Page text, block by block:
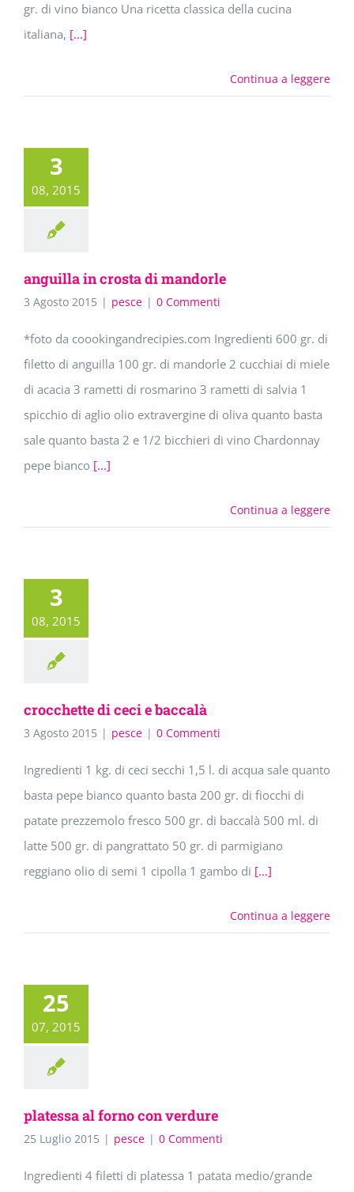
gr. di vino bianco Una ricetta classica della cucina
italiana, [...]
Continua a leggere
3
08, 2015
anguilla in crosta di mandorle
3 Agosto 2015 | pesce | 0 Commenti
*foto da coookingandrecipies.com Ingredienti 600 gr. di
filetto di anguilla 100 gr. di mandorle 2 cucchiai di miele
di acacia 3 rametti di rosmarino 3 rametti di salvia 1
spicchio di aglio olio extravergine di oliva quanto basta
sale quanto basta 2 e 1/2 bicchieri di vino Chardonnay
pepe bianco [...]
Continua a leggere
3
08, 2015
crocchette di ceci e baccalà
3 Agosto 2015 | pesce | 0 Commenti
Ingredienti 1 kg. di ceci secchi 1,5 l. di acqua sale quanto
basta pepe bianco quanto basta 200 gr. di fiocchi di
patate prezzemolo fresco 500 gr. di baccalà 500 ml. di
latte 500 gr. di pangrattato 50 gr. di parmigiano
reggiano olio di semi 1 cipolla 1 gambo di [...]
Continua a leggere
25
07, 2015
platessa al forno con verdure
25 Luglio 2015 | pesce | 0 Commenti
Ingredienti 4 filetti di platessa 1 patata medio/grande